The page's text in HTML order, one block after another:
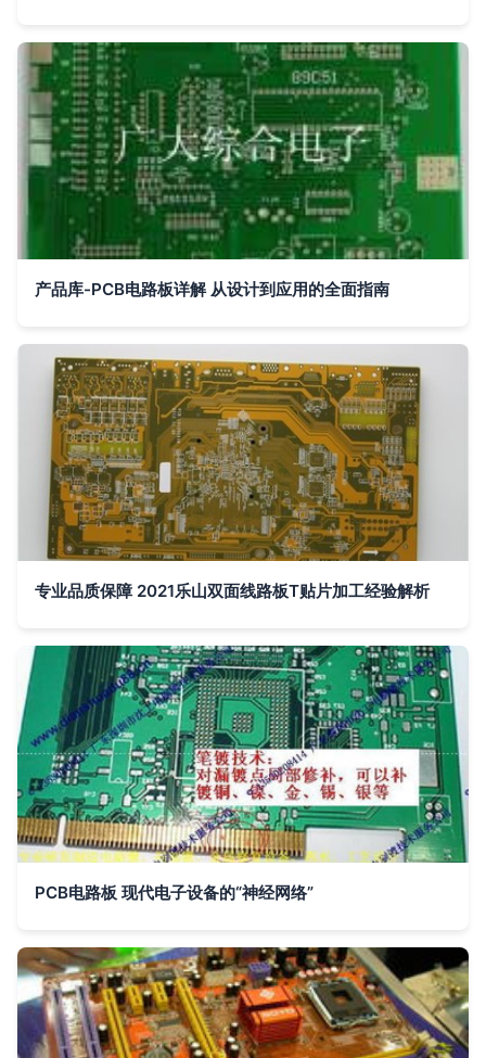
产品库-PCB电路板详解 从设计到应用的全面指南
专业品质保障 2021乐山双面线路板T贴片加工经验解析
PCB电路板 现代电子设备的“神经网络”